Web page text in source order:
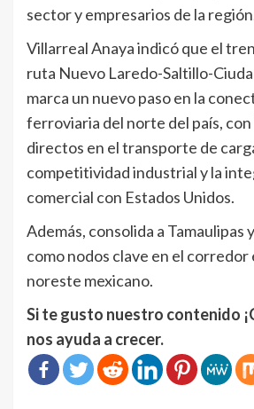
sector y empresarios de la
Villarreal Anaya indicó que el
ruta Nuevo Laredo-Saltillo-
marca un nuevo paso en la
ferroviaria del norte del país,
directos en el transporte de
competitividad industrial y la
comercial con Estados Unidos.
Además, consolida a Tamaulipas
como nodos clave en el corredor
noreste mexicano.
Si te gusto nuestro contenido
nos ayuda a crecer.